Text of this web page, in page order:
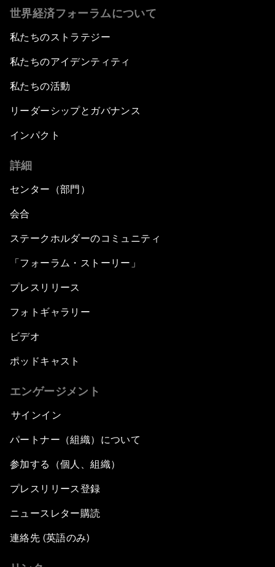
世界経済フォーラムについて
私たちのストラテジー
私たちのアイデンティティ
私たちの活動
リーダーシップとガバナンス
インパクト
詳細
センター（部門）
会合
ステークホルダーのコミュニティ
「フォーラム・ストーリー」
プレスリリース
フォトギャラリー
ビデオ
ポッドキャスト
エンゲージメント
サインイン
パートナー（組織）について
参加する（個人、組織）
プレスリリース登録
ニュースレター購読
連絡先 (英語のみ)